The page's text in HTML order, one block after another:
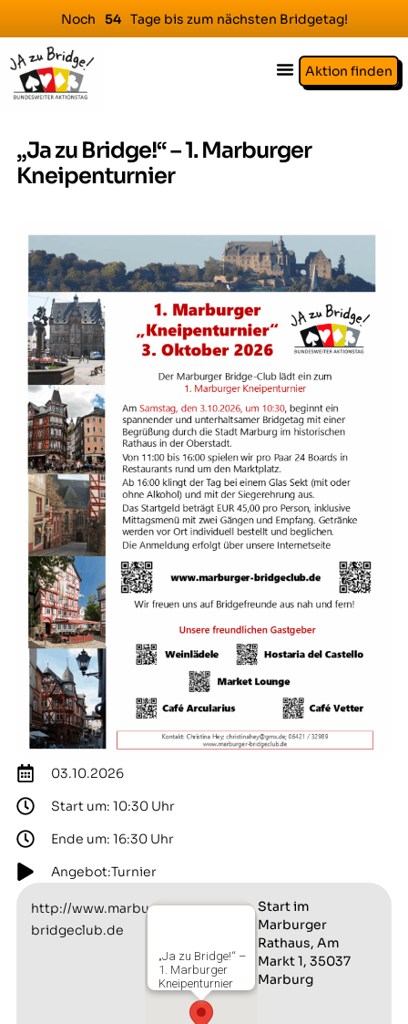
Noch 54 Tage bis zum nächsten Bridgetag!
Aktion finden
„Ja zu Bridge!“ – 1. Marburger
Kneipenturnier
03.10.2026
Start um: 10:30 Uhr
Ende um: 16:30 Uhr
Angebot:Turnier
http://www.marburger-
bridgeclub.de
„Ja zu Bridge!“ –
1. Marburger
Kneipenturnier
Start im
Marburger
Rathaus, Am
Markt 1, 35037
Marburg